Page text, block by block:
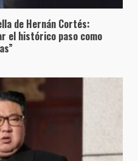
de Hernán Cortés:
el histórico paso como